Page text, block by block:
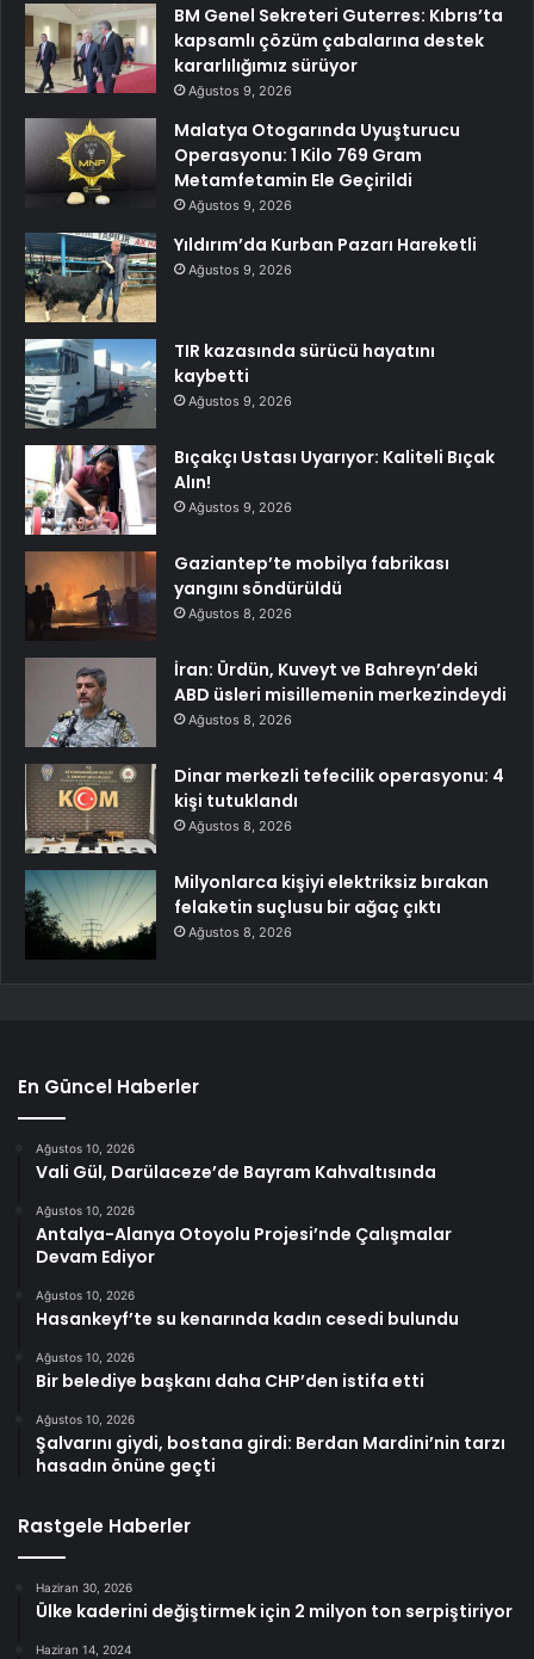
BM Genel Sekreteri Guterres: Kıbrıs’ta
kapsamlı çözüm çabalarına destek
kararlılığımız sürüyor
Ağustos 9, 2026
Malatya Otogarında Uyuşturucu
Operasyonu: 1 Kilo 769 Gram
Metamfetamin Ele Geçirildi
Ağustos 9, 2026
Yıldırım’da Kurban Pazarı Hareketli
Ağustos 9, 2026
TIR kazasında sürücü hayatını
kaybetti
Ağustos 9, 2026
Bıçakçı Ustası Uyarıyor: Kaliteli Bıçak
Alın!
Ağustos 9, 2026
Gaziantep’te mobilya fabrikası
yangını söndürüldü
Ağustos 8, 2026
İran: Ürdün, Kuveyt ve Bahreyn’deki
ABD üsleri misillemenin merkezindeydi
Ağustos 8, 2026
Dinar merkezli tefecilik operasyonu: 4
kişi tutuklandı
Ağustos 8, 2026
Milyonlarca kişiyi elektriksiz bırakan
felaketin suçlusu bir ağaç çıktı
Ağustos 8, 2026
En Güncel Haberler
Ağustos 10, 2026
Vali Gül, Darülaceze’de Bayram Kahvaltısında
Ağustos 10, 2026
Antalya-Alanya Otoyolu Projesi’nde Çalışmalar
Devam Ediyor
Ağustos 10, 2026
Hasankeyf’te su kenarında kadın cesedi bulundu
Ağustos 10, 2026
Bir belediye başkanı daha CHP’den istifa etti
Ağustos 10, 2026
Şalvarını giydi, bostana girdi: Berdan Mardini’nin tarzı
hasadın önüne geçti
Rastgele Haberler
Haziran 30, 2026
Ülke kaderini değiştirmek için 2 milyon ton serpiştiriyor
Haziran 14, 2024